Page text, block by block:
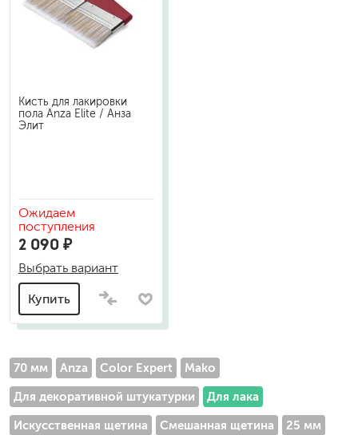
Кисть для лакировки
пола Anza Elite / Анза
Элит
Ожидаем
поступления
2 090 ₽
Выбрать вариант
Купить
70 мм Anza Color Expert Mako
Для декоративной штукатурки Для лака
Искусственная щетина Смешанная щетина 25 мм